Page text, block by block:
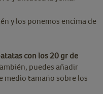
y los ponemos encima de
con los 20 gr de
puedes añadir
medio tamaño sobre los